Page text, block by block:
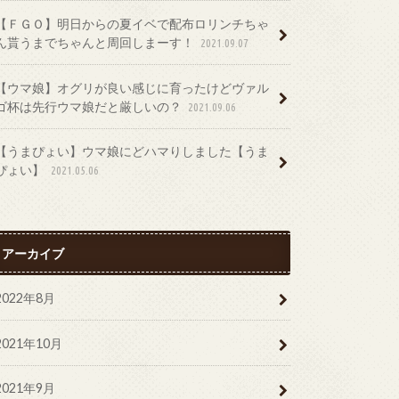
ＦＧＯ】明日からの夏イベで配布ロリンチちゃ
貰うまでちゃんと周回しまーす！
2021.09.07
ウマ娘】オグリが良い感じに育ったけどヴァル
杯は先行ウマ娘だと厳しいの？
2021.09.06
うまぴょい】ウマ娘にどハマりしました【うま
ょい】
2021.05.06
アーカイブ
年8月
年10月
年9月